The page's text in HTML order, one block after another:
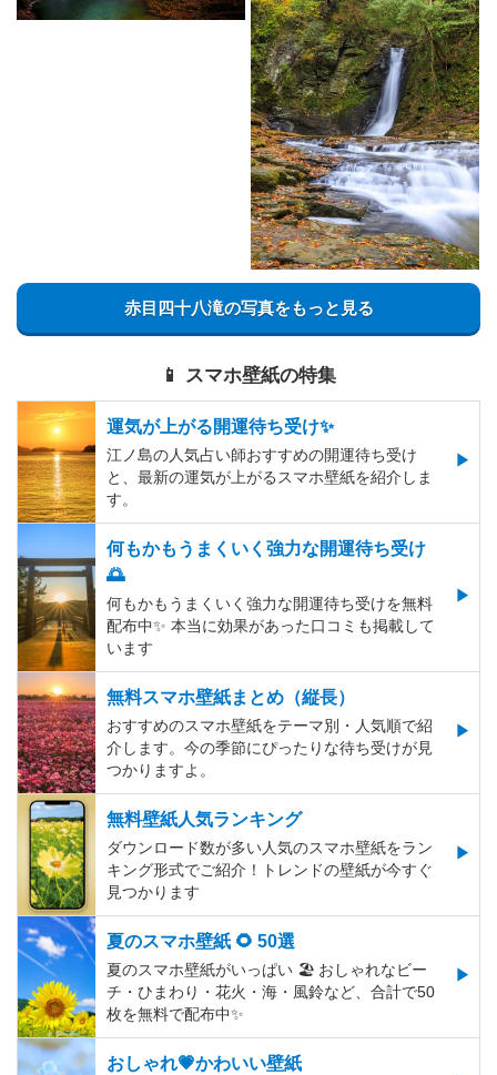
赤目四十八滝の写真をもっと見る
📱 スマホ壁紙の特集
運気が上がる開運待ち受け✨
江ノ島の人気占い師おすすめの開運待ち受け
と、最新の運気が上がるスマホ壁紙を紹介しま
す。
何もかもうまくいく強力な開運待ち受け
🌅
何もかもうまくいく強力な開運待ち受けを無料
配布中✨️ 本当に効果があった口コミも掲載して
います
無料スマホ壁紙まとめ（縦長）
おすすめのスマホ壁紙をテーマ別・人気順で紹
介します。今の季節にぴったりな待ち受けが見
つかりますよ。
無料壁紙人気ランキング
ダウンロード数が多い人気のスマホ壁紙をラン
キング形式でご紹介！トレンドの壁紙が今すぐ
見つかります
夏のスマホ壁紙 🌻 50選
夏のスマホ壁紙がいっぱい 🏖 おしゃれなビー
チ・ひまわり・花火・海・風鈴など、合計で50
枚を無料で配布中✨
おしゃれ💗かわいい壁紙